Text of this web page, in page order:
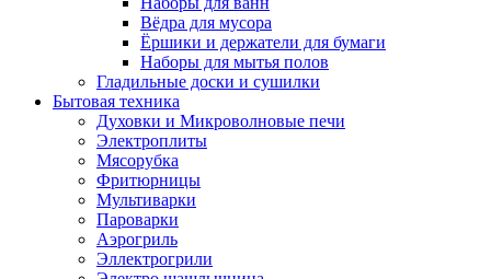
Вёдра для мусора
Ёршики и держатели для бумаги
Наборы для мытья полов
Гладильные доски и сушилки
Бытовая техника
Духовки и Микроволновые печи
Электроплиты
Мясорубка
Фритюрницы
Мультиварки
Пароварки
Аэрогриль
Эллектрогрили